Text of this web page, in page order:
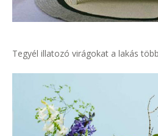
Tegyél illatozó virágokat a lakás